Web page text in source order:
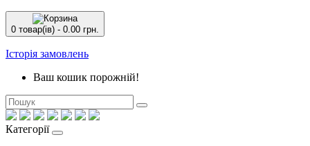
0 товар(ів) - 0.00 грн.
Історія замовлень
Ваш кошик порожній!
Категорії